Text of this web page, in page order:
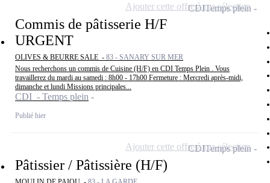
Commis de pâtisserie H/F
URGENT
OLIVES & BEURRE SALE - 83 - SANARY SUR MER
Nous recherchons un commis de Cuisine (H/F) en CDI Temps Plein . Vous
travaillerez du mardi au samedi : 8h00 - 17h00 Fermeture : Mercredi après-midi,
dimanche et lundi Missions principales...
CDI - Temps plein
Publié hier
CDITemps plein
Ajouter cette offre à ma sélection
Pâtissier / Pâtissière (H/F)
CDITemps plein
Ajouter cette offre à ma sélection